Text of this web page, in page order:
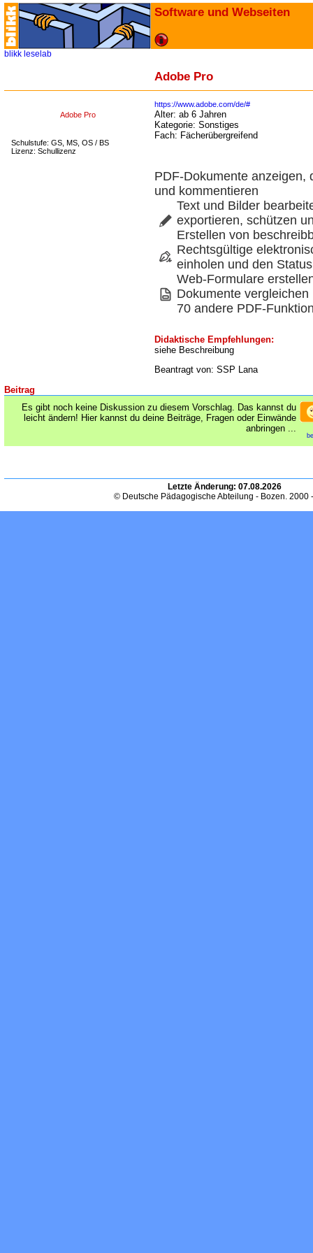
Software und Webseiten
blikk leselab
Adobe Pro
Adobe Pro
Schulstufe: GS, MS, OS / BS
Lizenz: Schullizenz
https://www.adobe.com/de/#
Alter: ab 6 Jahren
Kategorie: Sonstiges
Fach: Fächerübergreifend
PDF-Dokumente anzeigen,
und kommentieren
Text und Bilder
exportieren, schützen
Erstellen von
Rechtsgültige
einholen und den
Web-Formulare
Dokumente
70 andere PDF-
Didaktische Empfehlungen:
siehe Beschreibung
Beantragt von: SSP Lana
Beitrag
Es gibt noch keine Diskussion zu diesem Vorschlag. Das kannst du
leicht ändern! Hier kannst du deine Beiträge, Fragen oder Einwände
anbringen ...
Letzte Änderung: 07.08.2026
© Deutsche Pädagogische Abteilung - Bozen. 2000